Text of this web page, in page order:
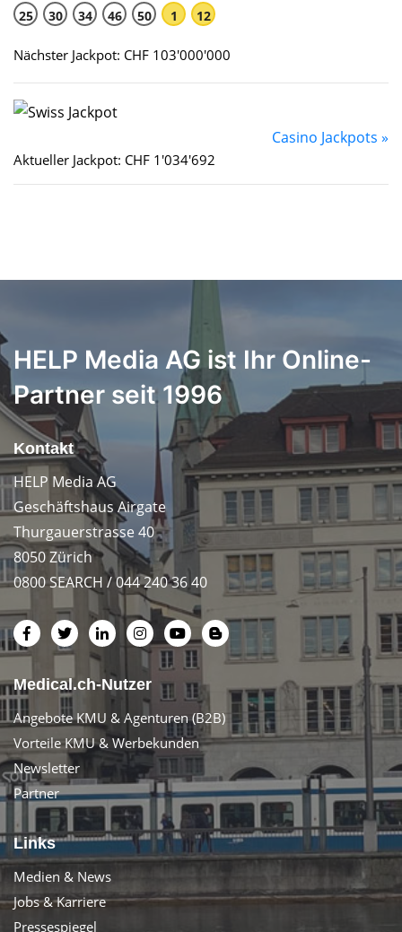
25 30 34 46 50 1 12
Nächster Jackpot: CHF 103'000'000
Casino Jackpots »
Aktueller Jackpot: CHF 1'034'692
HELP Media AG ist Ihr Online-
Partner seit 1996
Kontakt
HELP Media AG
Geschäftshaus Airgate
Thurgauerstrasse 40
8050 Zürich
0800 SEARCH / 044 240 36 40
Medical.ch-Nutzer
Angebote KMU & Agenturen (B2B)
Vorteile KMU & Werbekunden
Newsletter
Partner
Links
Medien & News
Jobs & Karriere
Pressespiegel